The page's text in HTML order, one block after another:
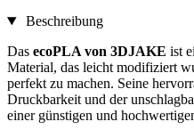
Beschreibung
Das ecoPLA von 3DJAKE ist
Material, das leicht modifiziert
perfekt zu machen. Seine
Druckbarkeit und der
einer günstigen und